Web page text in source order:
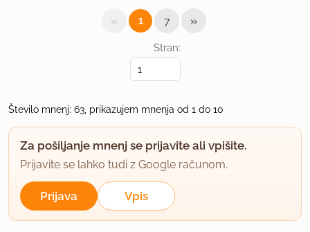
Kje pa se dobi grški jogort?
Stara, v vseh hipermarketih ga imajo....
stara
Stran:
« 1 7 »
Število mnenj: 63, prikazujem mnenja od 1 do 10
Za pošiljanje mnenj se prijavite ali vpišite.
Prijavite se lahko tudi z Google računom.
Prijava Vpis